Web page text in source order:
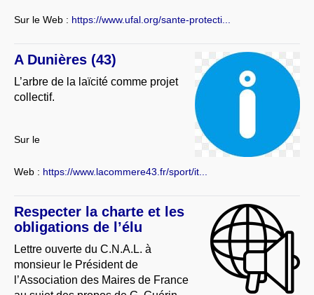
Sur le Web : https://www.ufal.org/sante-protecti...
A Dunières (43)
L’arbre de la laïcité comme projet
collectif.
Sur le
Web : https://www.lacommere43.fr/sport/it...
Respecter la charte et les
obligations de l’élu
Lettre ouverte du C.N.A.L. à
monsieur le Président de
l’Association des Maires de France